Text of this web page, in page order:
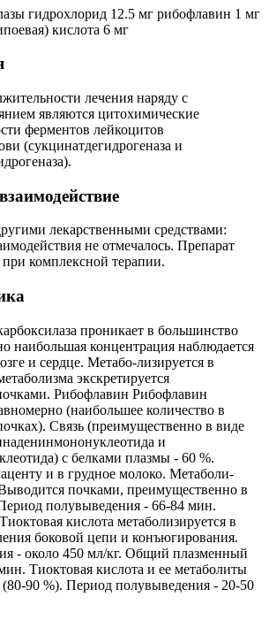
гидрохлорид 12.5 мг рибофлавин 1 мг
кислота 6 мг
лечения наряду с
являются цитохимические
ферментов лейкоцитов
(сукцинатдегидрогеназа и
лекарственными средствами:
не отмечалось. Препарат
комплексной терапии.
проникает в большинство
наибольшая концентрация наблюдается
и сердце. Метабо-лизируется в
экскретируется
Рибофлавин Рибофлавин
(наибольшее количество в
Связь (преимущественно в виде
и
с белками плазмы - 60 %.
и в грудное молоко. Метаболи-
почками, преимущественно в
полувыведения - 66-84 мин.
кислота метаболизируется в
боковой цепи и конъюгирования.
- около 450 мл/кг. Общий плазменный
Тиоктовая кислота и ее метаболиты
90 %). Период полувыведения - 20-50